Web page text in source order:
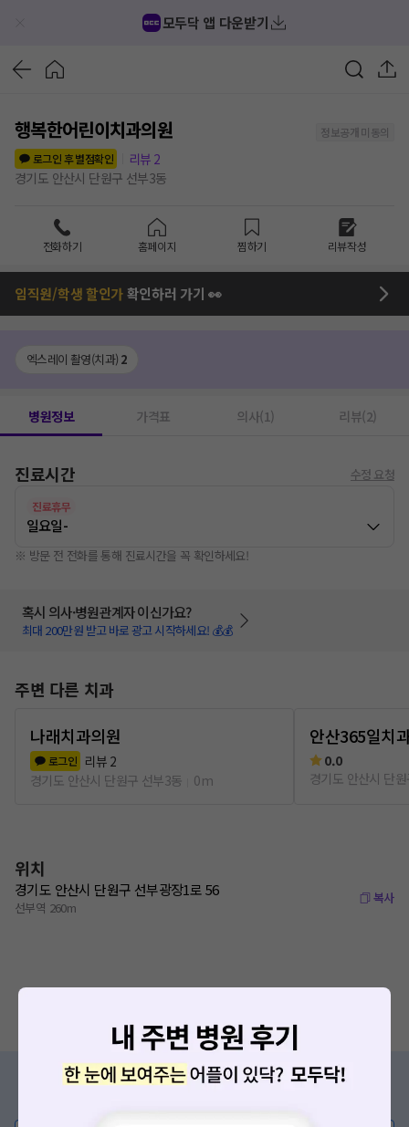
모두닥 앱 다운받기
행복한어린이치과의원
정보공개 미동의
로그인 후 별점확인
리뷰 2
경기도 안산시 단원구 선부3동
전화하기 홈페이지 찜하기 리뷰작성
임직원/학생 할인가확인하러 가기 👀
엑스레이 촬영(치과) 2
병원정보 가격표 의사(1) 리뷰(2)
진료시간 수정 요청
진료휴무
일요일-
※ 방문 전 전화를 통해 진료시간을 꼭 확인하세요!
혹시 의사·병원관계자 이신가요?
최대 200만원 받고 바로 광고 시작하세요! 💰💰
주변 다른 치과
나래치과의원
로그인 리뷰 2
경기도 안산시 단원구 선부3동
0m
안산365일치
0.0
경기도 안산시 단
위치
경기도 안산시 단원구 선부광장1로 56
선부역 260m
복사
증상/치료, 궁금한 점이 있나요?